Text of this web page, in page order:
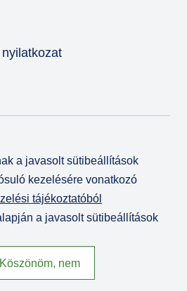
Kft.
a javasolt sütibeállítások
kezelésére vonatkozó
tájékoztatóból
a javasolt sütibeállítások
Köszönöm, nem